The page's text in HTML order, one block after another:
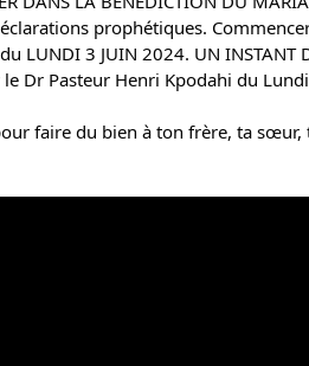
prophétiques.
LUNDI 3 JUIN 2024. UN INSTANT
le Dr Pasteur Henri Kpodahi du
faire du bien à ton frère, ta